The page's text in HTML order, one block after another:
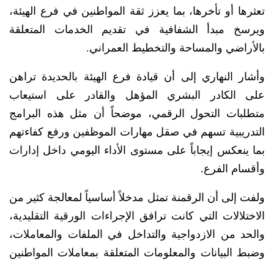
تعثرها أو تأخرها، بما يعزز ثقة المواطنين في فرع الهيئة،
ويرسخ مبدأ الشفافية في تقديم الخدمات المتعلقة
بالأراضي والمساحة والتخطيط العمراني.
وأشار النهاري إلى أن قيادة فرع الهيئة بالحديدة تراهن
على الكادر البشري المؤهل والقادر على استيعاب
متطلبات التحول الرقمي، موضحاً أن مثل هذه البرامج
التدريبية تسهم في صقل مهارات الموظفين ورفع كفاءتهم
بما ينعكس إيجاباً على مستوى الأداء اليومي داخل إدارات
وأقسام الفرع.
ولفت إلى أن الرقمنة تمثل مدخلاً أساسياً لمعالجة كثير من
الاختلالات التي كانت ترافق الإجراءات الورقية التقليدية،
والحد من الازدواجية والتداخل في الملفات والمعاملات،
وضبط البيانات والمعلومات المتعلقة بمعاملات المواطنين